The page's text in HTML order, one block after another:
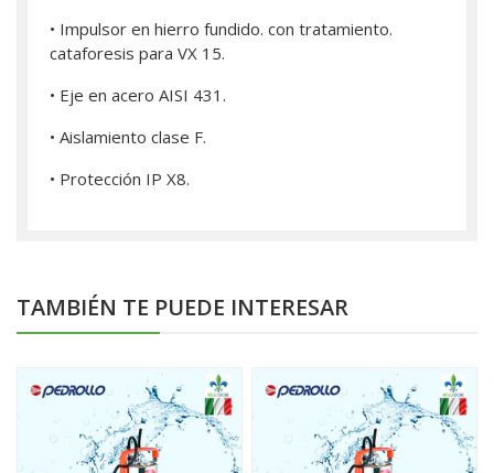
• Impulsor en hierro fundido. con tratamiento.
cataforesis para VX 15.
• Eje en acero AISI 431.
• Aislamiento clase F.
• Protección IP X8.
TAMBIÉN TE PUEDE INTERESAR